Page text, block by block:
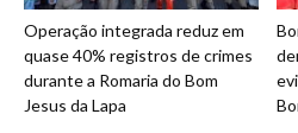
Operação integrada reduz em
quase 40% registros de crimes
durante a Romaria do Bom
Jesus da Lapa